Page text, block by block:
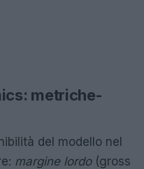
metriche-
del modello nel
margine lordo(gross